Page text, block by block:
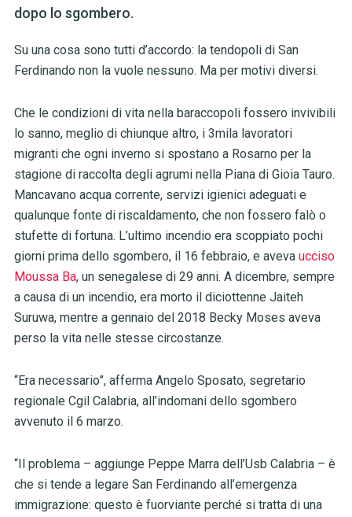
dopo lo sgombero.
Su una cosa sono tutti d’accordo: la tendopoli di San
Ferdinando non la vuole nessuno. Ma per motivi diversi.
Che le condizioni di vita nella baraccopoli fossero invivibili
lo sanno, meglio di chiunque altro, i 3mila lavoratori
migranti che ogni inverno si spostano a Rosarno per la
stagione di raccolta degli agrumi nella Piana di Gioia Tauro.
Mancavano acqua corrente, servizi igienici adeguati e
qualunque fonte di riscaldamento, che non fossero falò o
stufette di fortuna. L’ultimo incendio era scoppiato pochi
giorni prima dello sgombero, il 16 febbraio, e avevaucciso
Moussa Ba, un senegalese di 29 anni. A dicembre, sempre
a causa di un incendio, era morto il diciottenne Jaiteh
Suruwa, mentre a gennaio del 2018 Becky Moses aveva
perso la vita nelle stesse circostanze.
“Era necessario”, afferma Angelo Sposato, segretario
regionale Cgil Calabria, all’indomani dello sgombero
avvenuto il 6 marzo.
“Il problema – aggiunge Peppe Marra dell’Usb Calabria – è
che si tende a legare San Ferdinando all’emergenza
immigrazione: questo è fuorviante perché si tratta di una